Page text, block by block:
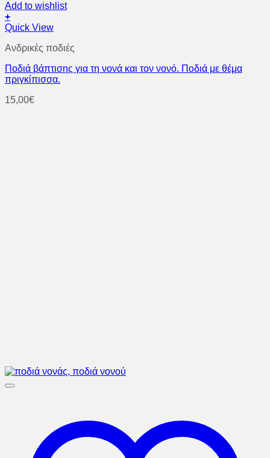
Add to wishlist
+
Quick View
Ανδρικές ποδιές
Ποδιά βάπτισης για τη νονά και τον νονό. Ποδιά με θέμα
πριγκίπισσα.
15,00€